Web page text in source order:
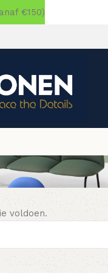
voldoen.
€150)